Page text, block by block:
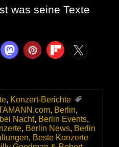
was seine Texte
, Konzert-Berichte
, Berlin,
Nacht, Berlin Events,
, Berlin News, Berlin
, Beste Konzerte